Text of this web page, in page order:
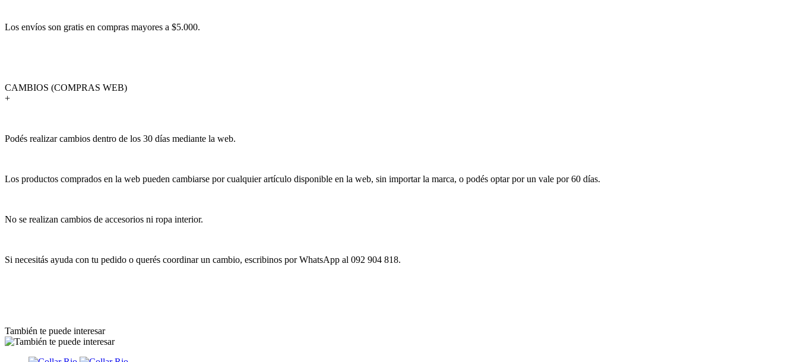
Los envíos son gratis en compras mayores a $5.000.
CAMBIOS (COMPRAS WEB)
+
Podés realizar cambios dentro de los 30 días mediante la web.
Los productos comprados en la web pueden cambiarse por cualquier artículo disponible en la web, sin importar la marca, o podés optar por un vale por 60 días.
No se realizan cambios de accesorios ni ropa interior.
Si necesitás ayuda con tu pedido o querés coordinar un cambio, escribinos por WhatsApp al 092 904 818.
También te puede interesar